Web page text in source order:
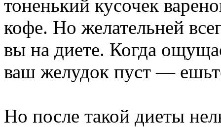
тоненький кусочек
кофе. Но желательней
вы на диете. Когда
ваш желудок пуст —
Но после такой диеты